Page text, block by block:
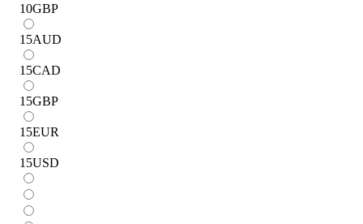
10GBP
15AUD
15CAD
15GBP
15EUR
15USD